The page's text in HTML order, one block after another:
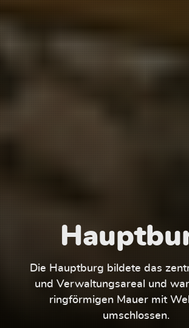
Die Hauptburg bildete das
und Verwaltungsareal und
ringförmigen Mauer mit
umschlossen.